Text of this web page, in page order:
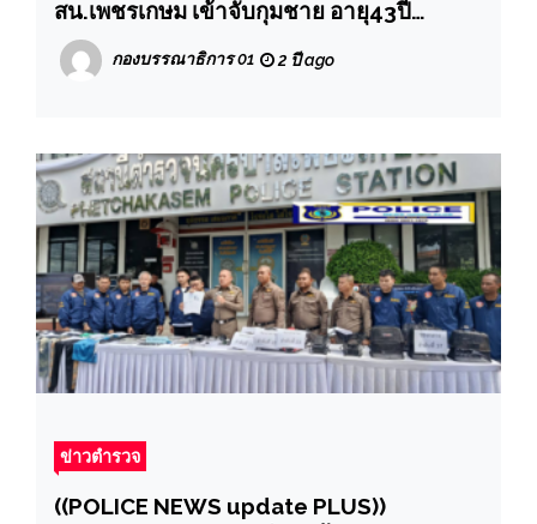
สน.เพชรเกษม เข้าจับกุมชาย อายุ43ปี
จำหน่ายยาเสพติดให้โทษประเภท 1 เมทแอ
มเฟตามีน (ยาไอซ์)พร้อมอาวุธปืน
กองบรรณาธิการ 01 2 ปี ago
ข่าวตำรวจ
((POLICE NEWS update PLUS))